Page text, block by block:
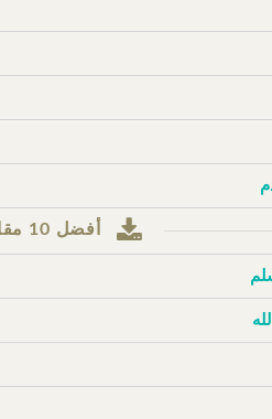
أفضل 10 مقاطع وألبومات حسب مرات التنزيل